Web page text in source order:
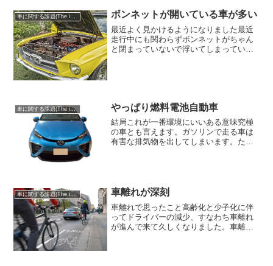
ボンネットが開いている車が多い
最近よく見かけるようになりました最近
走行中にも関わらずボンネットがちゃん
と閉まっていないで浮いてしまっている
車に関する課題(The issue of cars) やっぱり燃料電池自動車
結局これが一番環境にいいある意味究極
の車とも言えます。ガソリンで走る車は
有害な排気物を出してしまいます。ただ
車離れが深刻
車離れで思ったこと高齢化と少子化に伴
ってドライバーの減少、すなわち車離れ
が進んで来て久しくなりました。車離れ